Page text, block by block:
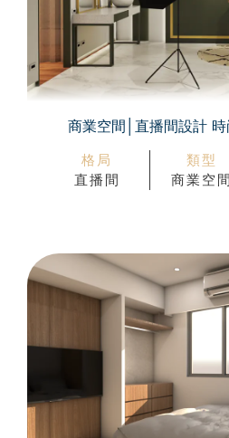
商業空間│直播間設計
格局
直播間
類型
商業空間